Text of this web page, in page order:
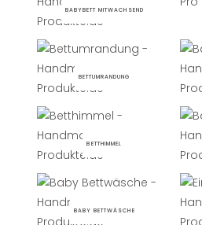
BABYBETT MITWACHSEND
BETTUMRANDUNG
BETTHIMMEL
BABY BETTWÄSCHE